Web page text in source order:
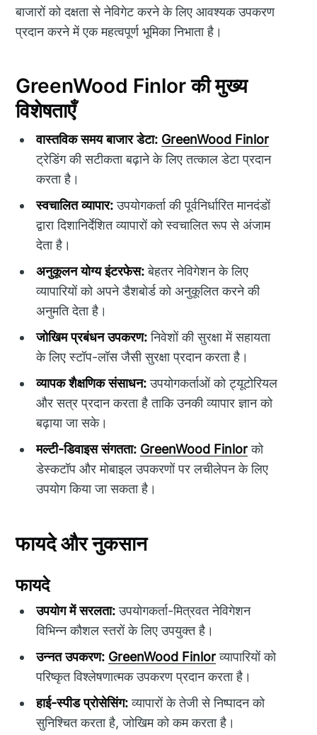
बाजारों को दक्षता से नेविगेट करने के लिए आवश्यक उपकरण
प्रदान करने में एक महत्वपूर्ण भूमिका निभाता है।
GreenWood Finlor की मुख्य
विशेषताएँ
वास्तविक समय बाजार डेटा: GreenWood Finlor
ट्रेडिंग की सटीकता बढ़ाने के लिए तत्काल डेटा प्रदान
करता है।
स्वचालित व्यापार:उपयोगकर्ता की पूर्वनिर्धारित मानदंडों
द्वारा दिशानिर्देशित व्यापारों को स्वचालित रूप से अंजाम
देता है।
अनुकूलन योग्य इंटरफेस:बेहतर नेविगेशन के लिए
व्यापारियों को अपने डैशबोर्ड को अनुकूलित करने की
अनुमति देता है।
जोखिम प्रबंधन उपकरण:निवेशों की सुरक्षा में सहायता
के लिए स्टॉप-लॉस जैसी सुरक्षा प्रदान करता है।
व्यापक शैक्षणिक संसाधन:उपयोगकर्ताओं को ट्यूटोरियल
और सत्र प्रदान करता है ताकि उनकी व्यापार ज्ञान को
बढ़ाया जा सके।
मल्टी-डिवाइस संगतता: GreenWood Finlorको
डेस्कटॉप और मोबाइल उपकरणों पर लचीलेपन के लिए
उपयोग किया जा सकता है।
फायदे और नुकसान
फायदे
उपयोग में सरलता:उपयोगकर्ता-मित्रवत नेविगेशन
विभिन्न कौशल स्तरों के लिए उपयुक्त है।
उन्नत उपकरण: GreenWood Finlorव्यापारियों को
परिष्कृत विश्लेषणात्मक उपकरण प्रदान करता है।
हाई-स्पीड प्रोसेसिंग:व्यापारों के तेजी से निष्पादन को
सुनिश्चित करता है, जोखिम को कम करता है।